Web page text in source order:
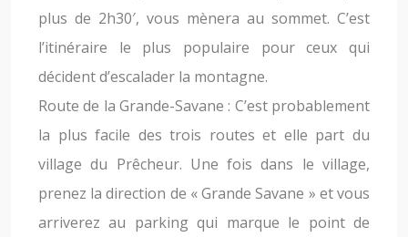
plus de 2h30′, vous mènera au sommet. C’est
l’itinéraire le plus populaire pour ceux qui
décident d’escalader la montagne.
Route de la Grande-Savane : C’est probablement
la plus facile des trois routes et elle part du
village du Prêcheur. Une fois dans le village,
prenez la direction de « Grande Savane » et vous
arriverez au parking qui marque le point de